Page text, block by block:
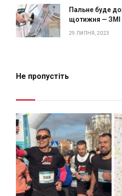
Пальне буде
щотижня — ЗМІ
29 ЛИПНЯ, 2023
Не пропустіть